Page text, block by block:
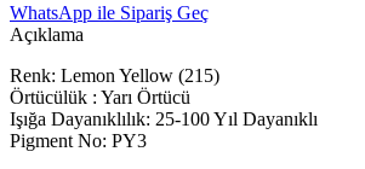
WhatsApp ile Sipariş Geç
Açıklama
Renk: Lemon Yellow (215)
Örtücülük : Yarı Örtücü
Işığa Dayanıklılık: 25-100 Yıl Dayanıklı
Pigment No: PY3